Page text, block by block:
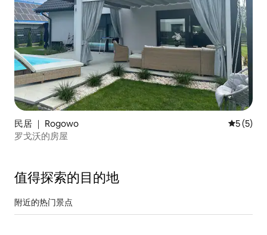
民居 ｜ Rogowo 平均评分
5 (5)
罗戈沃的房屋
值得探索的目的地
附近的热门景点